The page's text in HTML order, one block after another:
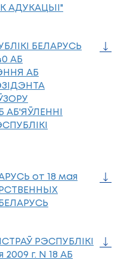
АДУКАЦЫI"
БЕЛАРУСЬ
АБ
АБ
АБ'ЯЎЛЕННI
от 18 мая
РЭСПУБЛIКI
г. N 18 АБ